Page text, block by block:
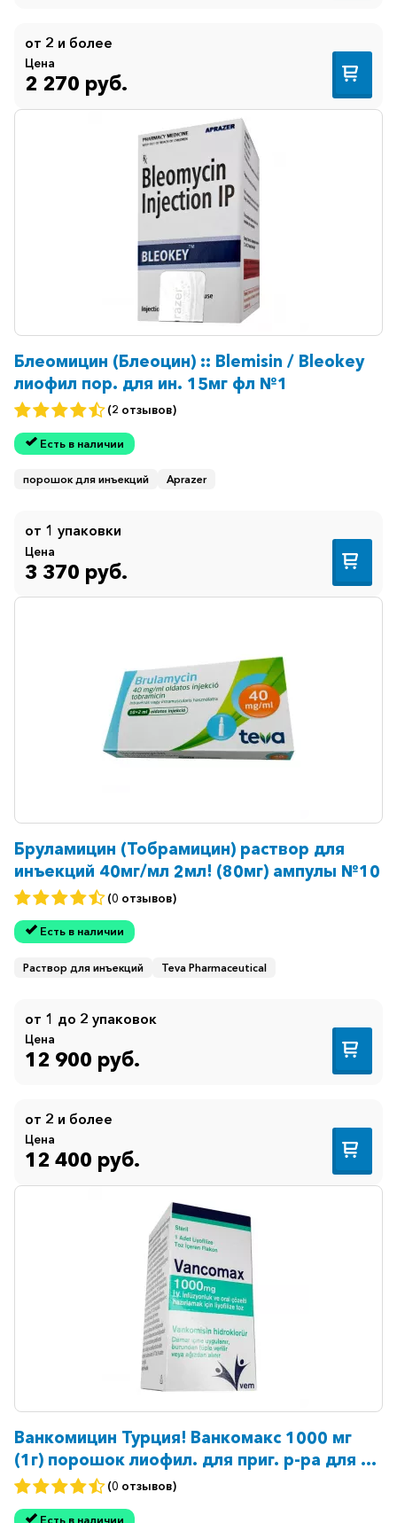
от 2 и более
Цена
2 270 руб.
Блеомицин (Блеоцин) :: Blemisin / Bleokey
лиофил пор. для ин. 15мг фл №1
(2 отзывов)
Есть в наличии
порошок для инъекций Aprazer
от 1 упаковки
Цена
3 370 руб.
Бруламицин (Тобрамицин) раствор для
инъекций 40мг/мл 2мл! (80мг) ампулы №10
(0 отзывов)
Есть в наличии
Раствор для инъекций Teva Pharmaceutical
от 1 до 2 упаковок
Цена
12 900 руб.
от 2 и более
Цена
12 400 руб.
Ванкомицин Турция! Ванкомакс 1000 мг
(1г) порошок лиофил. для приг. р-ра для в/
в инъекц. №1(0 отзывов)
Есть в наличии